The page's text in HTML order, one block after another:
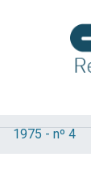
Explorar
1975 - nº 4